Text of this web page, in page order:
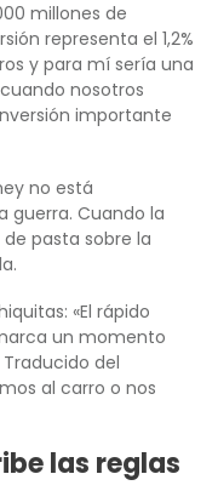
millones de
representa el 1,2%
y para mí sería una
nosotros
importante
no está
guerra. Cuando la
pasta sobre la
«El rápido
un momento
del
al carro o nos
las reglas